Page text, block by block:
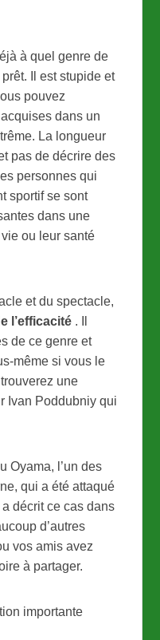
à quel genre de
Il est stupide et
pouvez
dans un
La longueur
pas de décrire des
personnes qui
sportif se sont
dans une
ou leur santé
et du spectacle,
l’efficacité . Il
de ce genre et
même si vous le
une
Ivan Poddubniy qui
Oyama, l’un des
qui a été attaqué
décrit ce cas dans
d’autres
vos amis avez
à partager.
importante